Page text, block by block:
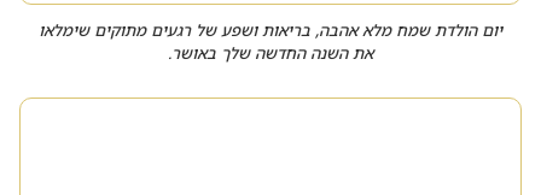
יום הולדת שמח מלא אהבה, בריאות ושפע של רגעים מתוקים שימלאו
את השנה החדשה שלך באושר.